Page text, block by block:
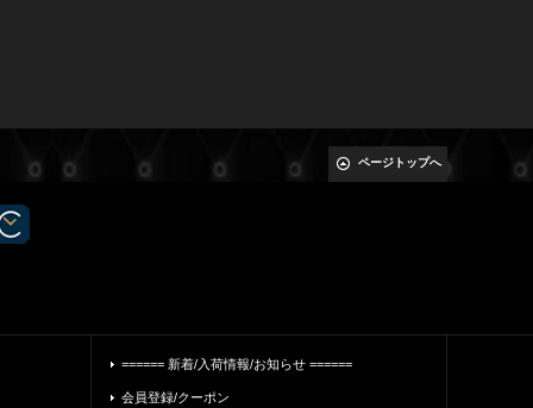
ページトップへ
====== 新着/入荷情報/お知らせ ======
会員登録/クーポン